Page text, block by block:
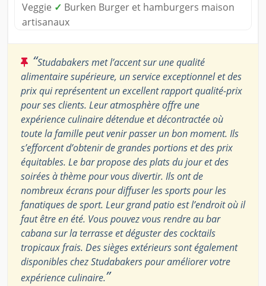
Veggie ✓ Burken Burger et hamburgers maison
artisanaux
“Studabakers met l’accent sur une qualité
alimentaire supérieure, un service exceptionnel et des
prix qui représentent un excellent rapport qualité-prix
pour ses clients. Leur atmosphère offre une
expérience culinaire détendue et décontractée où
toute la famille peut venir passer un bon moment. Ils
s’efforcent d’obtenir de grandes portions et des prix
équitables. Le bar propose des plats du jour et des
soirées à thème pour vous divertir. Ils ont de
nombreux écrans pour diffuser les sports pour les
fanatiques de sport. Leur grand patio est l’endroit où il
faut être en été. Vous pouvez vous rendre au bar
cabana sur la terrasse et déguster des cocktails
tropicaux frais. Des sièges extérieurs sont également
disponibles chez Studabakers pour améliorer votre
expérience culinaire.”